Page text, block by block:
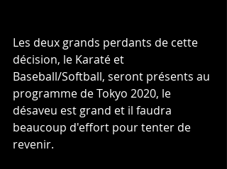
Les deux grands perdants de cette
décision, le Karaté et
Baseball/Softball, seront présents au
programme de Tokyo 2020, le
désaveu est grand et il faudra
beaucoup d'effort pour tenter de
revenir.